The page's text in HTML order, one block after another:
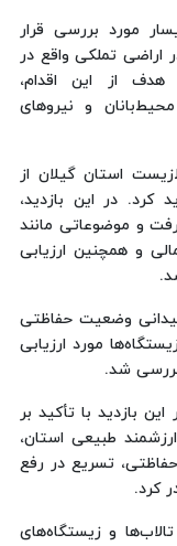
مورد بررسی قرار
اراضی تملکی واقع در
از این اقدام،
و نیروهای
استان گیلان از
کرد. در این بازدید،
و موضوعاتی مانند
و همچنین ارزیابی
وضعیت حفاظتی
مورد ارزیابی
شد.
بازدید با تأکید بر
طبیعی استان،
تسریع در رفع
کرد.
و زیستگاه‌های